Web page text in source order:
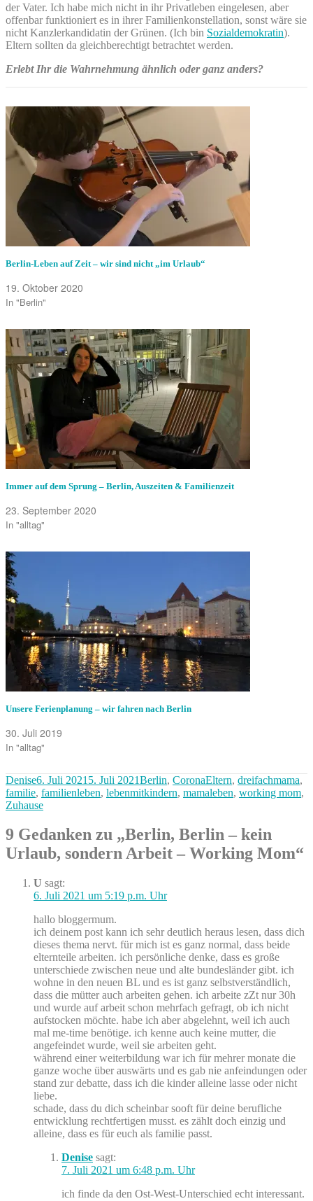
der Vater. Ich habe mich nicht in ihr Privatleben eingelesen, aber
offenbar funktioniert es in ihrer Familienkonstellation, sonst wäre sie
nicht Kanzlerkandidatin der Grünen. (Ich bin Sozialdemokratin).
Eltern sollten da gleichberechtigt betrachtet werden.
Erlebt Ihr die Wahrnehmung ähnlich oder ganz anders?
Berlin-Leben auf Zeit – wir sind nicht „im Urlaub“
19. Oktober 2020
In "Berlin"
Immer auf dem Sprung – Berlin, Auszeiten & Familienzeit
23. September 2020
In "alltag"
Unsere Ferienplanung – wir fahren nach Berlin
30. Juli 2019
In "alltag"
Autor
DeniseVeröffentlicht
am
6. Juli 2021 5. Juli 2021Kategorien
Berlin, CoronaEltern, dreifachmama,
familie, familienleben, lebenmitkindern, mamaleben, working mom,
Zuhause
9 Gedanken zu „Berlin, Berlin – kein
Urlaub, sondern Arbeit – Working Mom“
U sagt:
6. Juli 2021 um 5:19 p.m. Uhr
hallo bloggermum.
ich deinem post kann ich sehr deutlich heraus lesen, dass dich
dieses thema nervt. für mich ist es ganz normal, dass beide
elternteile arbeiten. ich persönliche denke, dass es große
unterschiede zwischen neue und alte bundesländer gibt. ich
wohne in den neuen BL und es ist ganz selbstverständlich,
dass die mütter auch arbeiten gehen. ich arbeite zZt nur 30h
und wurde auf arbeit schon mehrfach gefragt, ob ich nicht
aufstocken möchte. habe ich aber abgelehnt, weil ich auch
mal me-time benötige. ich kenne auch keine mutter, die
angefeindet wurde, weil sie arbeiten geht.
während einer weiterbildung war ich für mehrer monate die
ganze woche über auswärts und es gab nie anfeindungen oder
stand zur debatte, dass ich die kinder alleine lasse oder nicht
liebe.
schade, dass du dich scheinbar sooft für deine berufliche
entwicklung rechtfertigen musst. es zählt doch einzig und
alleine, dass es für euch als familie passt.
Denise sagt:
7. Juli 2021 um 6:48 p.m. Uhr
ich finde da den Ost-West-Unterschied echt interessant.